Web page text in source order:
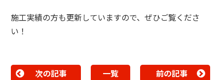
施工実績の方も更新していますので、ぜひご覧くださ
い！
次の記事 一覧 前の記事